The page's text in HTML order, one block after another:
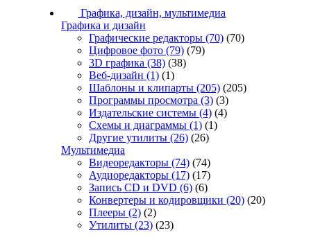
Графика, дизайн, мультимедиа
Графика и дизайн
Графические редакторы (70) (70)
Цифровое фото (79) (79)
3D графика (38) (38)
Веб-дизайн (1) (1)
Шаблоны и клипарты (205) (205)
Программы просмотра (3) (3)
Издательские системы (4) (4)
Схемы и диаграммы (1) (1)
Другие утилиты (26) (26)
Мультимедиа
Видеоредакторы (74) (74)
Аудиоредакторы (17) (17)
Запись CD и DVD (6) (6)
Конвертеры и кодировщики (20) (20)
Плееры (2) (2)
Утилиты (23) (23)